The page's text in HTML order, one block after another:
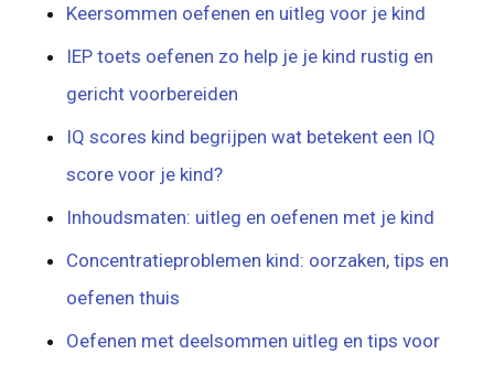
Keersommen oefenen en uitleg voor je kind
IEP toets oefenen zo help je je kind rustig en
gericht voorbereiden
IQ scores kind begrijpen wat betekent een IQ
score voor je kind?
Inhoudsmaten: uitleg en oefenen met je kind
Concentratieproblemen kind: oorzaken, tips en
oefenen thuis
Oefenen met deelsommen uitleg en tips voor